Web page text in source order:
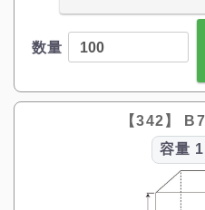
数量
【342】
容量